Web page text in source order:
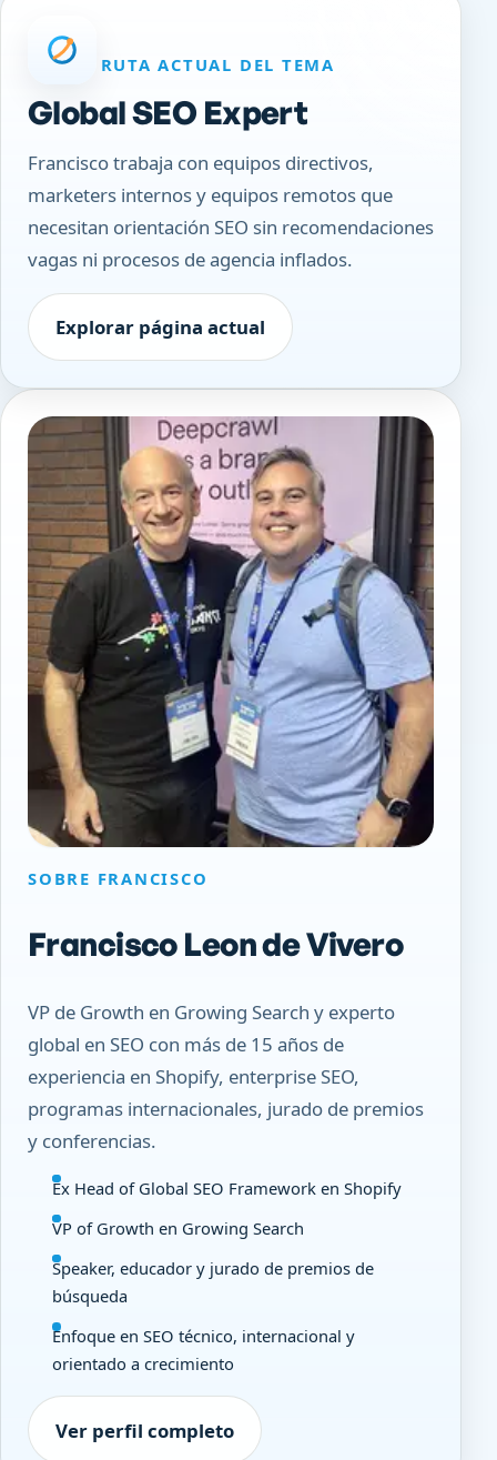
RUTA ACTUAL DEL TEMA
Global SEO Expert
Francisco trabaja con equipos directivos,
marketers internos y equipos remotos que
necesitan orientación SEO sin recomendaciones
vagas ni procesos de agencia inflados.
Explorar página actual
SOBRE FRANCISCO
Francisco Leon de Vivero
VP de Growth en Growing Search y experto
global en SEO con más de 15 años de
experiencia en Shopify, enterprise SEO,
programas internacionales, jurado de premios
y conferencias.
Ex Head of Global SEO Framework en Shopify
VP of Growth en Growing Search
Speaker, educador y jurado de premios de
búsqueda
Enfoque en SEO técnico, internacional y
orientado a crecimiento
Ver perfil completo